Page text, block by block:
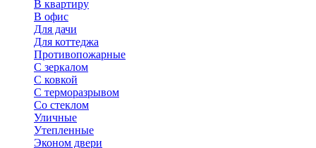
В квартиру
В офис
Для дачи
Для коттеджа
Противопожарные
С зеркалом
С ковкой
С терморазрывом
Со стеклом
Уличные
Утепленные
Эконом двери